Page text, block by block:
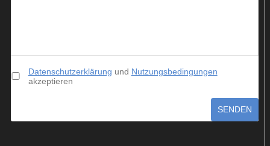
Datenschutzerklärung und Nutzungsbedingungen
akzeptieren
SENDEN